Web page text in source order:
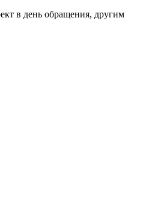
в день обращения, другим